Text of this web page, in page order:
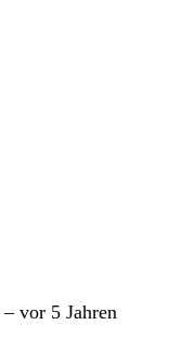
– vor 5 Jahren